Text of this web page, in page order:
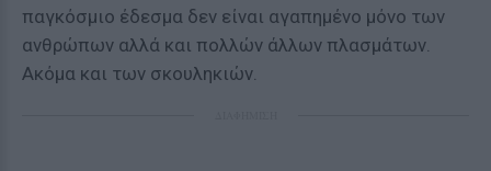
παγκόσμιο έδεσμα δεν είναι αγαπημένο μόνο των
ανθρώπων αλλά και πολλών άλλων πλασμάτων.
Ακόμα και των σκουληκιών.